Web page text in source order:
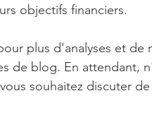
objectifs financiers.
plus d'analyses et de
de blog. En attendant,
souhaitez discuter